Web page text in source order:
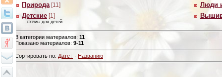
Природа [11]
Люди
Детские [1]
схемы для детей
В категории материалов: 11
Показано материалов: 9-11
Сортировать по: Дате · Названию